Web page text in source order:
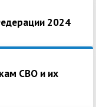
2024
СВО и их